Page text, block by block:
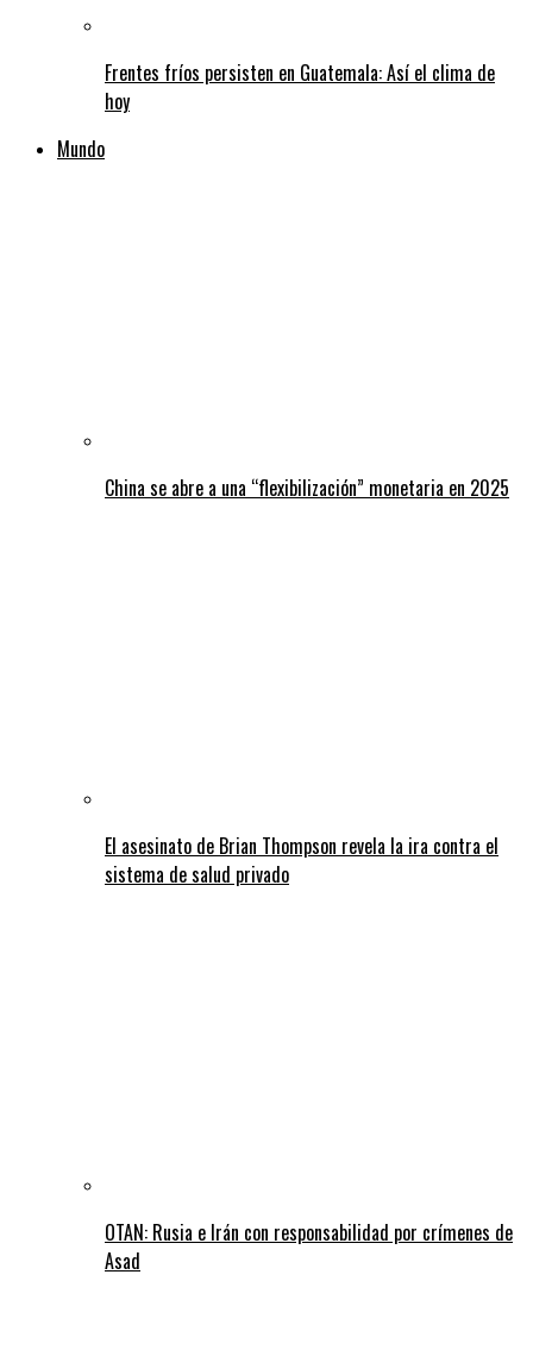
Frentes fríos persisten en Guatemala: Así el clima de
hoy
Mundo
China se abre a una “flexibilización” monetaria en 2025
El asesinato de Brian Thompson revela la ira contra el
sistema de salud privado
OTAN: Rusia e Irán con responsabilidad por crímenes de
Asad